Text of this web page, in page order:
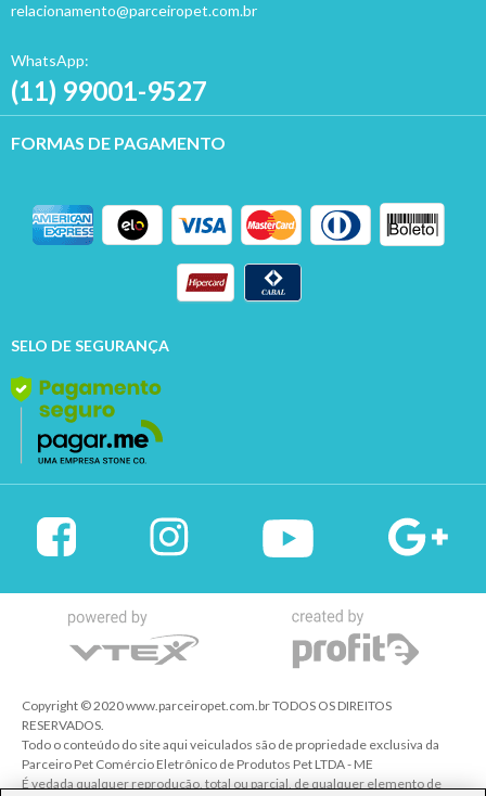
relacionamento@parceiropet.com.br
WhatsApp:
(11) 99001-9527
FORMAS DE PAGAMENTO
SELO DE SEGURANÇA
Copyright © 2020 www.parceiropet.com.br TODOS OS DIREITOS
RESERVADOS.
Todo o conteúdo do site aqui veiculados são de propriedade exclusiva da
Parceiro Pet Comércio Eletrônico de Produtos Pet LTDA - ME
É vedada qualquer reprodução, total ou parcial, de qualquer elemento de